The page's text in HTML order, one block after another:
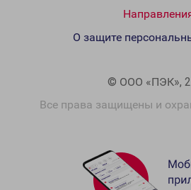
© ООО «ПЭК»,
Все права защищены и
О защите